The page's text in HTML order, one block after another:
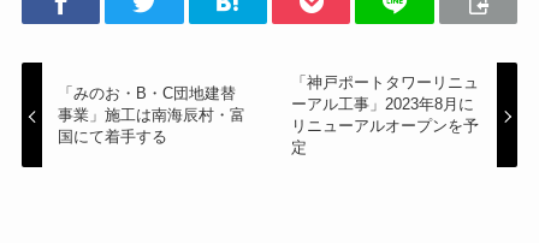
「みのお・B・C団地建替
事業」施工は南海辰村・富
国にて着手する
「神戸ポートタワーリニュ
ーアル工事」2023年8月に
リニューアルオープンを予
定